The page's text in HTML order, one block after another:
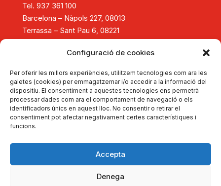
Configuració de cookies
Per oferir les millors experiències, utilitzem tecnologies com ara les
galetes (cookies) per emmagatzemar i/o accedir a la informació del
dispositiu. El consentiment a aquestes tecnologies ens permetrà
processar dades com ara el comportament de navegació o els
identificadors únics en aquest lloc. No consentir o retirar el
consentiment pot afectar negativament certes característiques i
funcions.
Accepta
Denega
Tel. 937 361 100
Barcelona – Nàpols 227, 08013
Terrassa – Sant Pau 6, 08221
Consolidació i creixement empresarial
Tancament d'empreses
Formació
Actualitat
Autodiagnostica't
Dona't d'alta
Portal d'Experts
Copyright © 2026 HelpEmpresa
Avís legal